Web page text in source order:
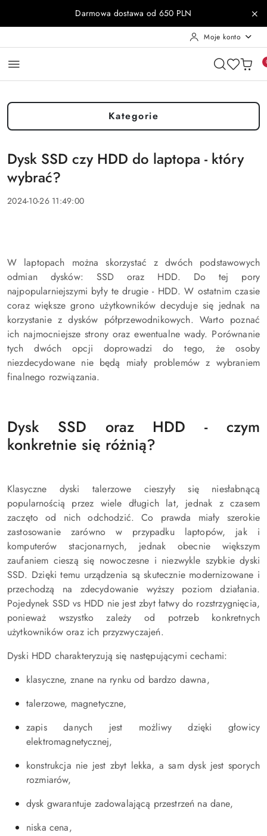
Przejdź do treści głównej
Przejdź do wyszukiwarki
Przejdź do moje konto
Przejdź do menu głównego
Przejdź do stopkiDarmowa dostawa od 650 PLN
Moje konto
Kategorie
Dysk SSD czy HDD do laptopa - który
wybrać?
2024-10-26 11:49:00
W laptopach można skorzystać z dwóch podstawowych
odmian dysków: SSD oraz HDD. Do tej pory
najpopularniejszymi były te drugie - HDD. W ostatnim czasie
coraz większe grono użytkowników decyduje się jednak na
korzystanie z dysków półprzewodnikowych. Warto poznać
ich najmocniejsze strony oraz ewentualne wady. Porównanie
tych dwóch opcji doprowadzi do tego, że osoby
niezdecydowane nie będą miały problemów z wybraniem
finalnego rozwiązania.
Dysk SSD oraz HDD - czym
konkretnie się różnią?
Klasyczne dyski talerzowe cieszyły się niesłabnącą
popularnością przez wiele długich lat, jednak z czasem
zaczęto od nich odchodzić. Co prawda miały szerokie
zastosowanie zarówno w przypadku laptopów, jak i
komputerów stacjonarnych, jednak obecnie większym
zaufaniem cieszą się nowoczesne i niezwykle szybkie dyski
SSD. Dzięki temu urządzenia są skutecznie modernizowane i
przechodzą na zdecydowanie wyższy poziom działania.
Pojedynek SSD vs HDD nie jest zbyt łatwy do rozstrzygnięcia,
ponieważ wszystko zależy od potrzeb konkretnych
użytkowników oraz ich przyzwyczajeń.
Dyski HDD charakteryzują się następującymi cechami:
klasyczne, znane na rynku od bardzo dawna,
talerzowe, magnetyczne,
zapis danych jest możliwy dzięki głowicy
elektromagnetycznej,
konstrukcja nie jest zbyt lekka, a sam dysk jest sporych
rozmiarów,
dysk gwarantuje zadowalającą przestrzeń na dane,
niska cena,